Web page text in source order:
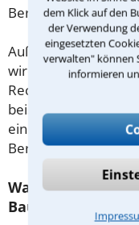
dem Klick auf den
der Verwendung
eingesetzten
verwalten" können
informieren
Beratung.
Außerdem gut zu
wird die
Rechtsanwalts
beispielsweise
einem Prozess
Beratungsgebühr
Was tun wenn
Baugenehmigung